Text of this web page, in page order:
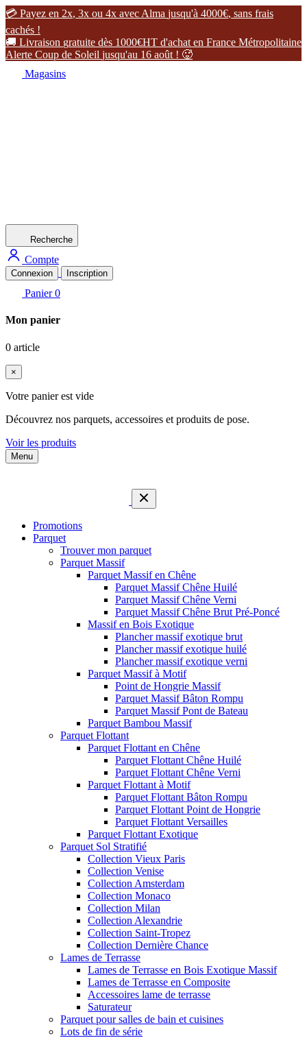
 Payez en 2x, 3x ou 4x avec Alma jusqu'à 4000€, sans frais
cachés !
 Livraison gratuite dès 1000€HT d'achat en France Métropolitaine
Alerte Coup de Soleil jusqu'au 16 août ! 
Magasins
Recherche
Compte
Connexion Inscription
Panier 0
Mon panier
0 article
×
Votre panier est vide
Découvrez nos parquets, accessoires et produits de pose.
Voir les produits
Menu
Promotions
Parquet
Trouver mon parquet
Parquet Massif
Parquet Massif en Chêne
Parquet Massif Chêne Huilé
Parquet Massif Chêne Verni
Parquet Massif Chêne Brut Pré-Poncé
Massif en Bois Exotique
Plancher massif exotique brut
Plancher massif exotique huilé
Plancher massif exotique verni
Parquet Massif à Motif
Point de Hongrie Massif
Parquet Massif Bâton Rompu
Parquet Massif Pont de Bateau
Parquet Bambou Massif
Parquet Flottant
Parquet Flottant en Chêne
Parquet Flottant Chêne Huilé
Parquet Flottant Chêne Verni
Parquet Flottant à Motif
Parquet Flottant Bâton Rompu
Parquet Flottant Point de Hongrie
Parquet Flottant Versailles
Parquet Flottant Exotique
Parquet Sol Stratifié
Collection Vieux Paris
Collection Venise
Collection Amsterdam
Collection Monaco
Collection Milan
Collection Alexandrie
Collection Saint-Tropez
Collection Dernière Chance
Lames de Terrasse
Lames de Terrasse en Bois Exotique Massif
Lames de Terrasse en Composite
Accessoires lame de terrasse
Saturateur
Parquet pour salles de bain et cuisines
Lots de fin de série